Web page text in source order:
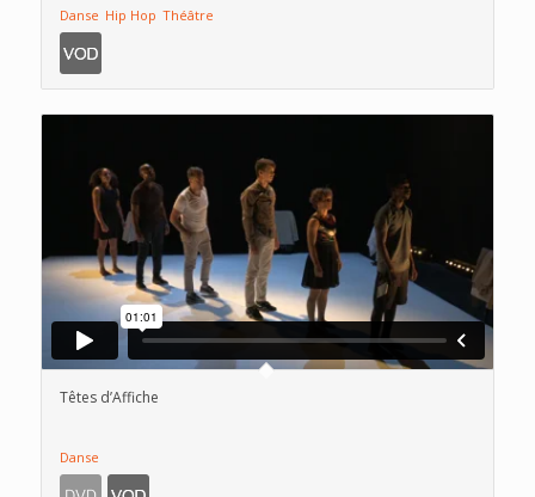
Danse Hip Hop Théâtre
Têtes d’Affiche
Danse